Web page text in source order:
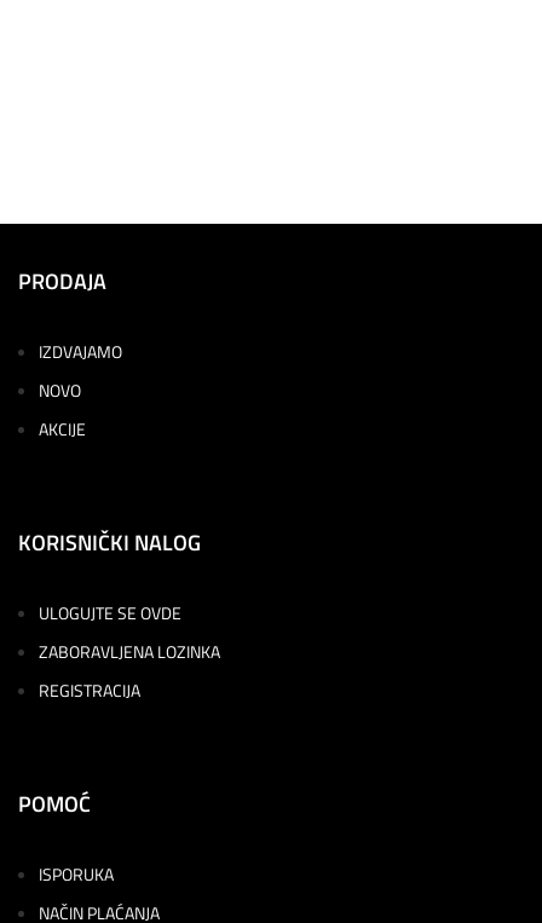
PRODAJA
IZDVAJAMO
NOVO
AKCIJE
KORISNIČKI NALOG
ULOGUJTE SE OVDE
ZABORAVLJENA LOZINKA
REGISTRACIJA
POMOĆ
ISPORUKA
NAČIN PLAĆANJA